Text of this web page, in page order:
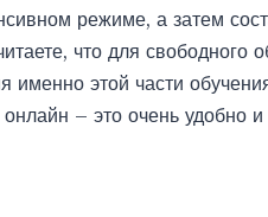
режиме, а затем
что для свободного
именно этой части
онлайн – это очень удобно